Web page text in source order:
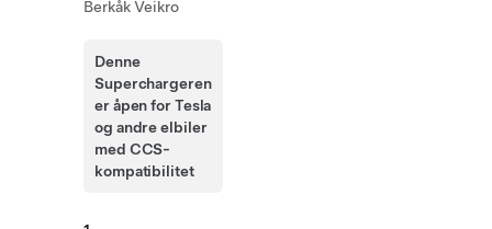
Berkåk Veikro
Denne
Superchargeren
er åpen for Tesla
og andre elbiler
med CCS-
kompatibilitet